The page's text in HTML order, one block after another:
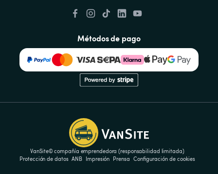
Métodos de pago
VanSite© compañía emprendedora (responsabilidad limitada)
Protección de datos ANB Impresión Prensa Configuración de cookies